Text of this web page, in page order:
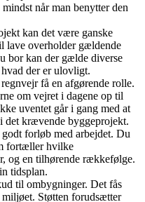
når man benytter den
kan det være ganske
lave overholder gældende
bor kan der gælde diverse
der er ulovligt.
få en afgørende rolle.
om vejret i dagene op til
uventet går i gang med at
det krævende byggeprojekt.
forløb med arbejdet. Du
fortæller hvilke
og en tilhørende rækkefølge.
tidsplan.
til ombygninger. Det fås
Støtten forudsætter